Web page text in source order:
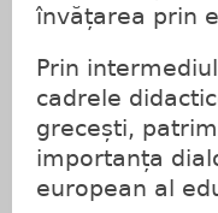
învățarea prin
Prin
cadrele
grecești,
importanța
european al